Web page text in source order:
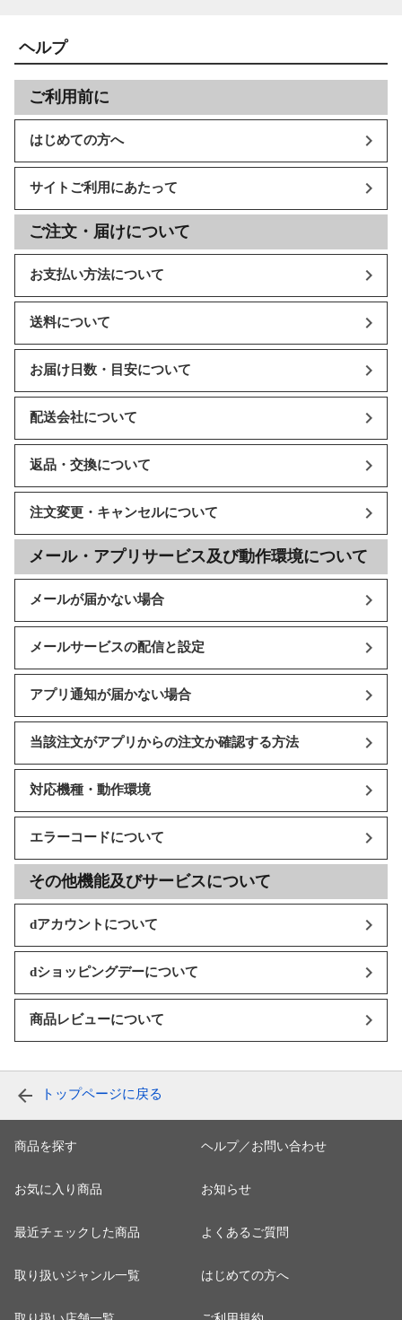
ヘルプ
ご利用前に
はじめての方へ
サイトご利用にあたって
ご注文・届けについて
お支払い方法について
送料について
お届け日数・目安について
配送会社について
返品・交換について
注文変更・キャンセルについて
メール・アプリサービス及び動作環境について
メールが届かない場合
メールサービスの配信と設定
アプリ通知が届かない場合
当該注文がアプリからの注文か確認する方法
対応機種・動作環境
エラーコードについて
その他機能及びサービスについて
dアカウントについて
dショッピングデーについて
商品レビューについて
トップページに戻る
商品を探す
お気に入り商品
最近チェックした商品
取り扱いジャンル一覧
ヘルプ／お問い合わせ
お知らせ
よくあるご質問
はじめての方へ